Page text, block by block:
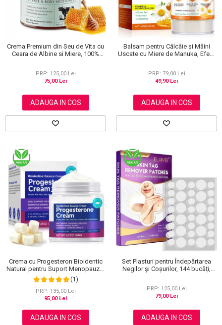
Crema Premium din Seu de Vita cu
Ceara de Albine si Miere, 100%
PRP: 125,00 Lei
75,00 Lei
ADAUGA IN COS
Balsam pentru Călcâie și Mâini
Uscate cu Miere de Manuka, Efect
PRP: 79,00 Lei
49,90 Lei
ADAUGA IN COS
Crema cu Progesteron Bioidentic
Natural pentru Suport Menopauza,
Menstruatie si Echilibru Hormonal,
120 g
(1)
PRP: 135,00 Lei
95,00 Lei
ADAUGA IN COS
Set Plasturi pentru Îndepărtarea
Negilor și Coșurilor, 144 bucăți,
PRP: 125,00 Lei
79,00 Lei
ADAUGA IN COS